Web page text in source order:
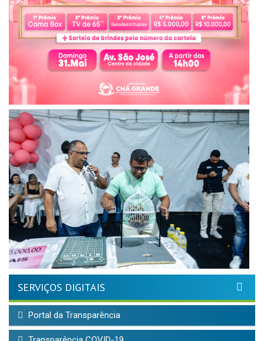
SERVIÇOS DIGITAIS
Portal da Transparência